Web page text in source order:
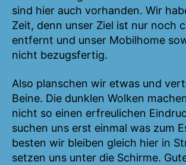
sind hier auch vorhanden. Wir
Zeit, denn unser Ziel ist nur noch
entfernt und unser Mobilhome
nicht bezugsfertig.
Also planschen wir etwas und
Beine. Die dunklen Wolken
nicht so einen erfreulichen
suchen uns erst einmal was zum
besten wir bleiben gleich hier in
setzen uns unter die Schirme.